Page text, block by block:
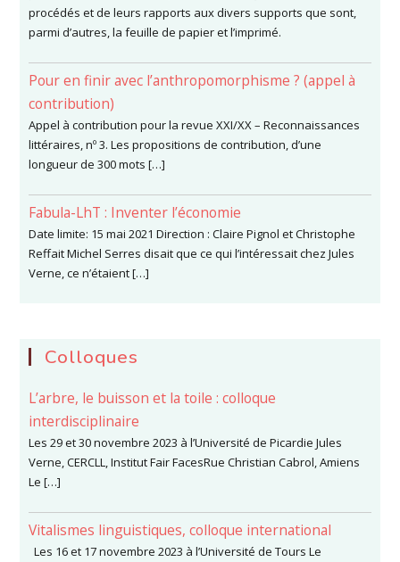
procédés et de leurs rapports aux divers supports que sont,
parmi d’autres, la feuille de papier et l’imprimé.
Pour en finir avec l’anthropomorphisme ? (appel à
contribution)
Appel à contribution pour la revue XXI/XX – Reconnaissances
littéraires, nº 3. Les propositions de contribution, d’une
longueur de 300 mots […]
Fabula-LhT : Inventer l’économie
Date limite: 15 mai 2021 Direction : Claire Pignol et Christophe
Reffait Michel Serres disait que ce qui l’intéressait chez Jules
Verne, ce n’étaient […]
Colloques
L’arbre, le buisson et la toile : colloque
interdisciplinaire
Les 29 et 30 novembre 2023 à l’Université de Picardie Jules
Verne, CERCLL, Institut Fair FacesRue Christian Cabrol, Amiens
Le […]
Vitalismes linguistiques, colloque international
Les 16 et 17 novembre 2023 à l’Université de Tours Le